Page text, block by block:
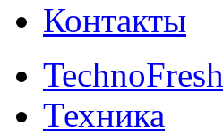
Контакты
TechnoFresh
Техника